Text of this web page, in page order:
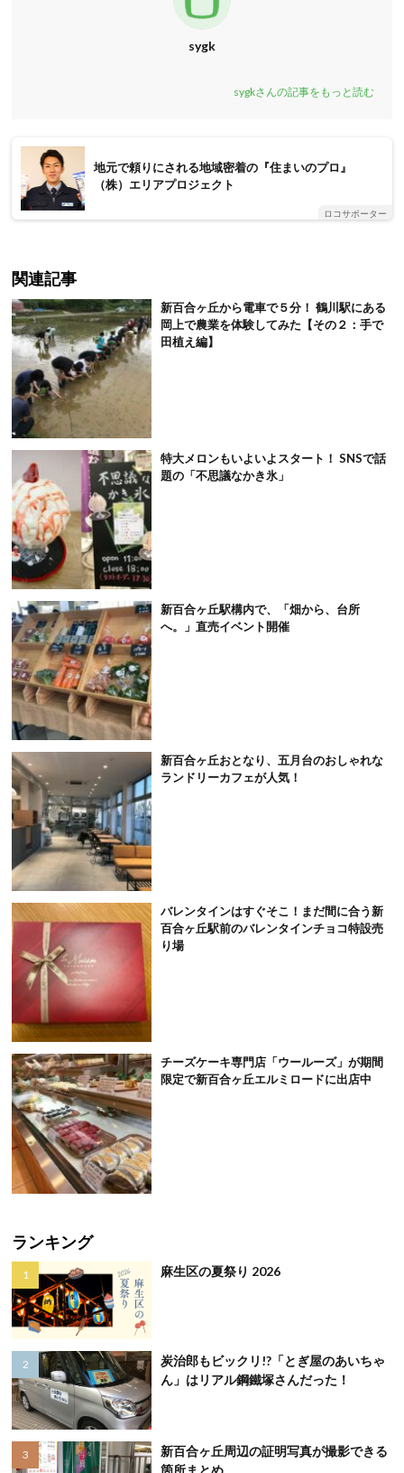
sygk
sygkさんの記事をもっと読む
地元で頼りにされる地域密着の『住まいのプロ』
（株）エリアプロジェクト
ロコサポーター
関連記事
新百合ヶ丘から電車で５分！ 鶴川駅にある
岡上で農業を体験してみた【その２：手で
田植え編】
特大メロンもいよいよスタート！ SNSで話
題の「不思議なかき氷」
新百合ヶ丘駅構内で、「畑から、台所
へ。」直売イベント開催
新百合ヶ丘おとなり、五月台のおしゃれな
ランドリーカフェが人気！
バレンタインはすぐそこ！まだ間に合う新
百合ヶ丘駅前のバレンタインチョコ特設売
り場
チーズケーキ専門店「ウールーズ」が期間
限定で新百合ヶ丘エルミロードに出店中
ランキング
麻生区の夏祭り 2026
炭治郎もビックリ!?「とぎ屋のあいちゃ
ん」はリアル鋼鐵塚さんだった！
新百合ヶ丘周辺の証明写真が撮影できる
箇所まとめ